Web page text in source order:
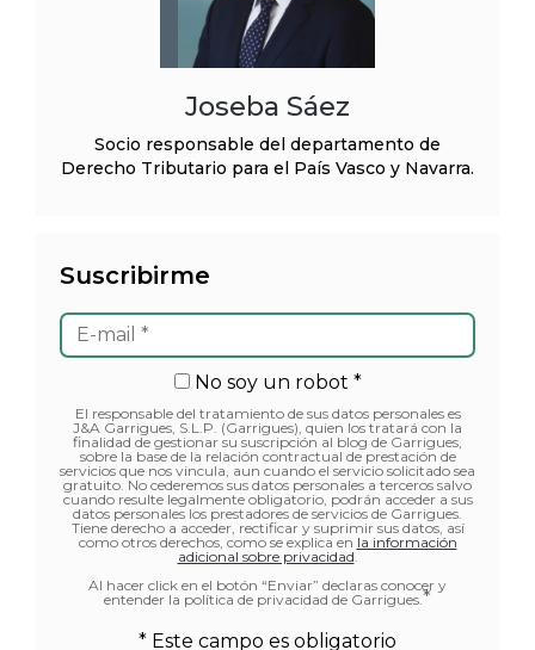
Joseba Sáez
Socio responsable del departamento de
Derecho Tributario para el País Vasco y Navarra.
Suscribirme
No soy un robot *
El responsable del tratamiento de sus datos personales es
J&A Garrigues, S.L.P. (Garrigues), quien los tratará con la
finalidad de gestionar su suscripción al blog de Garrigues,
sobre la base de la relación contractual de prestación de
servicios que nos vincula, aun cuando el servicio solicitado sea
gratuito. No cederemos sus datos personales a terceros salvo
cuando resulte legalmente obligatorio, podrán acceder a sus
datos personales los prestadores de servicios de Garrigues.
Tiene derecho a acceder, rectificar y suprimir sus datos, así
como otros derechos, como se explica en la información
adicional sobre privacidad.
Al hacer click en el botón “Enviar” declaras conocer y
entender la política de privacidad de Garrigues. *
* Este campo es obligatorio